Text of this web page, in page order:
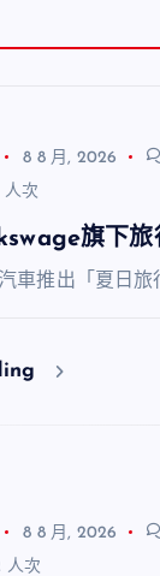
8 8 月, 2026
人次
旗下
車推出「夏日
8 8 月, 2026
人次